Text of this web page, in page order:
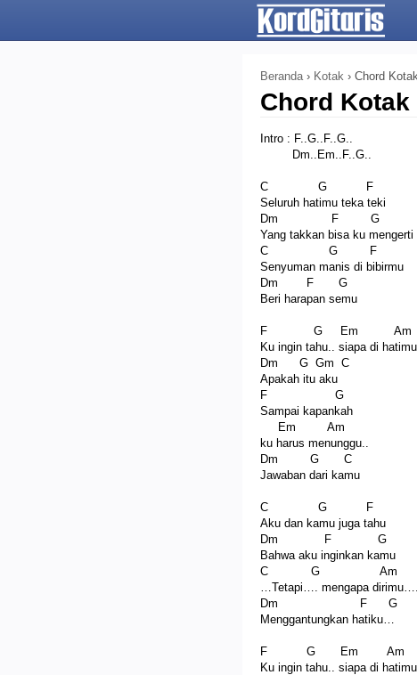
Beranda › Kotak › Chord
Chord Kotak
Intro : F..G..F..G..
Dm..Em..F..G..
C G F
Seluruh hatimu teka teki
Dm F G
Yang takkan bisa ku mengerti
C G F
Senyuman manis di bibirmu
Dm F G
Beri harapan semu
F G Em Am
Ku ingin tahu.. siapa di
Dm G Gm C
Apakah itu aku
F G
Sampai kapankah
Em Am
ku harus menunggu..
Dm G C
Jawaban dari kamu
C G F
Aku dan kamu juga tahu
Dm F G
Bahwa aku inginkan kamu
C G Am
…Tetapi…. mengapa dirimu….
Dm F G
Menggantungkan hatiku…
F G Em Am
Ku ingin tahu.. siapa di